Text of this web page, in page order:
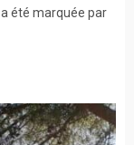
été marquée par